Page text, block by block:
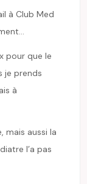
à Club Med
pour que le
je prends
à
mais aussi la
l’a pas